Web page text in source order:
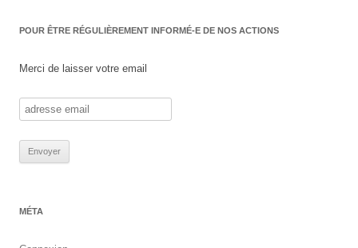
POUR ÊTRE RÉGULIÈREMENT INFORMÉ-E DE NOS ACTIONS
Merci de laisser votre email
MÉTA